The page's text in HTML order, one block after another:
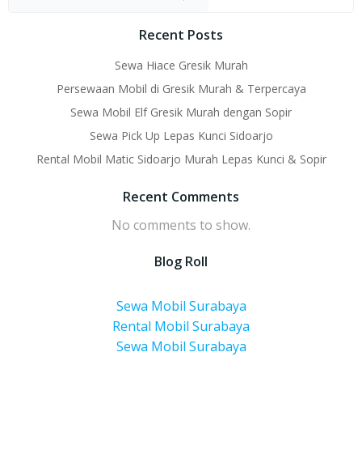
Recent Posts
Sewa Hiace Gresik Murah
Persewaan Mobil di Gresik Murah & Terpercaya
Sewa Mobil Elf Gresik Murah dengan Sopir
Sewa Pick Up Lepas Kunci Sidoarjo
Rental Mobil Matic Sidoarjo Murah Lepas Kunci & Sopir
Recent Comments
No comments to show.
Blog Roll
Sewa Mobil Surabaya
Rental Mobil Surabaya
Sewa Mobil Surabaya